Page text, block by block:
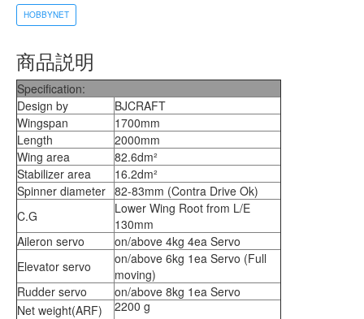
HOBBYNET
商品説明
Specification:
Design by
BJCRAFT
Wingspan
1700mm
Length
2000mm
Wing area
82.6dm²
Stabilizer area
16.2dm²
Spinner diameter 82-83mm (Contra Drive Ok)
C.G
Lower Wing Root from L/E
130mm
Aileron servo
on/above 4kg 4ea Servo
Elevator servo
on/above 6kg 1ea Servo (Full
moving)
Rudder servo
on/above 8kg 1ea Servo
Net weight(ARF)
2200 g